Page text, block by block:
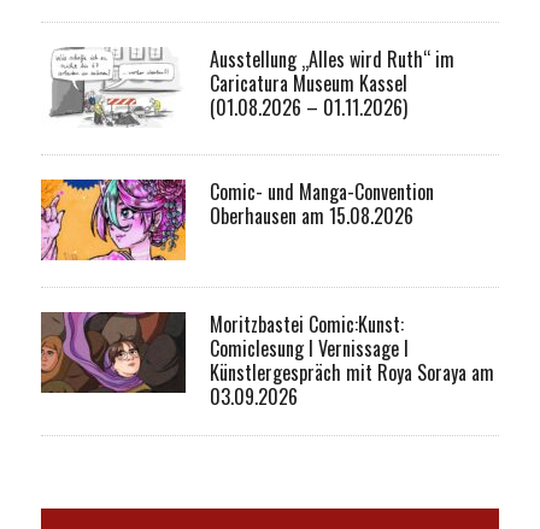
Ausstellung „Alles wird Ruth“ im
Caricatura Museum Kassel
(01.08.2026 – 01.11.2026)
Comic- und Manga-Convention
Oberhausen am 15.08.2026
Moritzbastei Comic:Kunst:
Comiclesung I Vernissage I
Künstlergespräch mit Roya Soraya am
03.09.2026